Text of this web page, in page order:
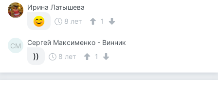
Ирина Латышева
8 лет
1
СМ Сергей Максименко - Винник
)) 8 лет 1